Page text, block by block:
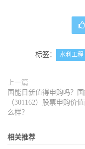
标签： 水利工程
上一篇
国能日新值得申购吗？
（301162）股票申购价
么样？
相关推荐